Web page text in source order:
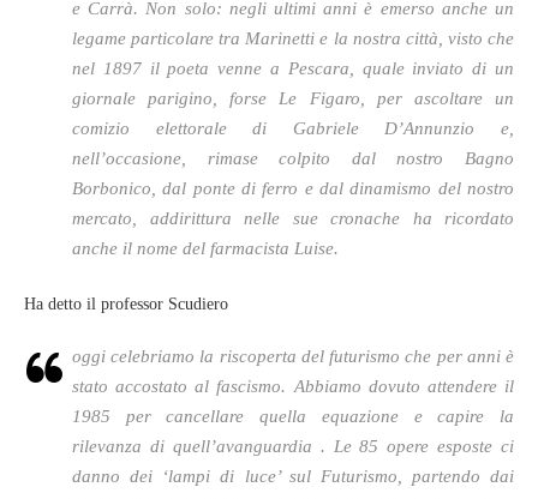
e Carrà. Non solo: negli ultimi anni è emerso anche un
legame particolare tra Marinetti e la nostra città, visto che
nel 1897 il poeta venne a Pescara, quale inviato di un
giornale parigino, forse Le Figaro, per ascoltare un
comizio elettorale di Gabriele D’Annunzio e,
nell’occasione, rimase colpito dal nostro Bagno
Borbonico, dal ponte di ferro e dal dinamismo del nostro
mercato, addirittura nelle sue cronache ha ricordato
anche il nome del farmacista Luise.
Ha detto il professor Scudiero
oggi celebriamo la riscoperta del futurismo che per anni è
stato accostato al fascismo. Abbiamo dovuto attendere il
1985 per cancellare quella equazione e capire la
rilevanza di quell’avanguardia . Le 85 opere esposte ci
danno dei ‘lampi di luce’ sul Futurismo, partendo dai